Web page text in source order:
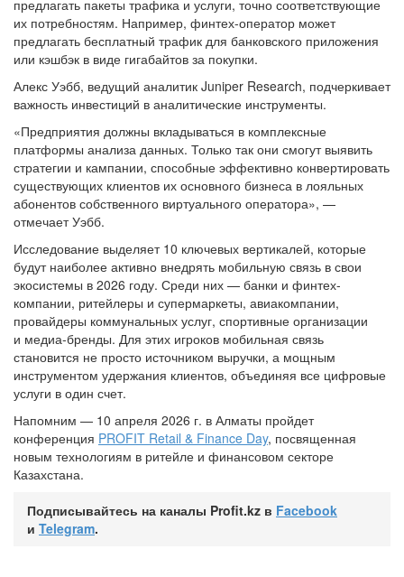
предлагать пакеты трафика и услуги, точно соответствующие
их потребностям. Например, финтех-оператор может
предлагать бесплатный трафик для банковского приложения
или кэшбэк в виде гигабайтов за покупки.
Алекс Уэбб, ведущий аналитик Juniper Research, подчеркивает
важность инвестиций в аналитические инструменты.
«Предприятия должны вкладываться в комплексные
платформы анализа данных. Только так они смогут выявить
стратегии и кампании, способные эффективно конвертировать
существующих клиентов их основного бизнеса в лояльных
абонентов собственного виртуального оператора», —
отмечает Уэбб.
Исследование выделяет 10 ключевых вертикалей, которые
будут наиболее активно внедрять мобильную связь в свои
экосистемы в 2026 году. Среди них — банки и финтех-
компании, ритейлеры и супермаркеты, авиакомпании,
провайдеры коммунальных услуг, спортивные организации
и медиа-бренды. Для этих игроков мобильная связь
становится не просто источником выручки, а мощным
инструментом удержания клиентов, объединяя все цифровые
услуги в один счет.
Напомним — 10 апреля 2026 г. в Алматы пройдет
конференция PROFIT Retail & Finance Day, посвященная
новым технологиям в ритейле и финансовом секторе
Казахстана.
Подписывайтесь на каналы Profit.kz в Facebook
и Telegram.